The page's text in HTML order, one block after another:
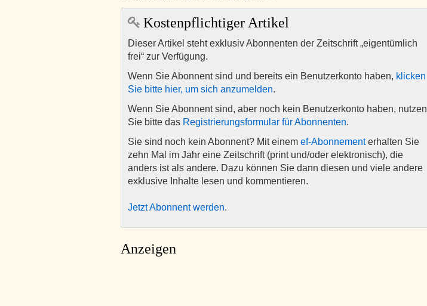
Kostenpflichtiger Artikel
Dieser Artikel steht exklusiv Abonnenten der Zeitschrift „eigentümlich
frei“ zur Verfügung.
Wenn Sie Abonnent sind und bereits ein Benutzerkonto haben, klicken
Sie bitte hier, um sich anzumelden.
Wenn Sie Abonnent sind, aber noch kein Benutzerkonto haben, nutzen
Sie bitte das Registrierungsformular für Abonnenten.
Sie sind noch kein Abonnent? Mit einem ef-Abonnementerhalten Sie
zehn Mal im Jahr eine Zeitschrift (print und/oder elektronisch), die
anders ist als andere. Dazu können Sie dann diesen und viele andere
exklusive Inhalte lesen und kommentieren.
Jetzt Abonnent werden.
Anzeigen